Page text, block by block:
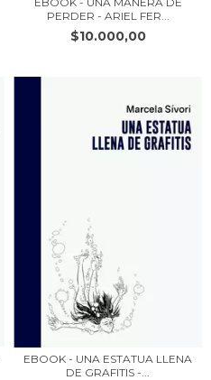
PERDER - ARIEL FER...
$10.000,00
EBOOK - UNA ESTATUA LLENA
DE GRAFITIS -...